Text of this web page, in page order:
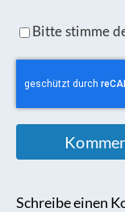
Bitte stimme
Schreibe einen